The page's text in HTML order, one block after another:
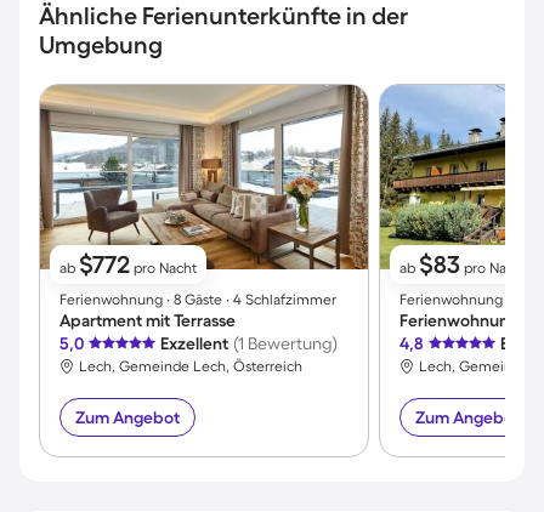
Ähnliche Ferienunterkünfte in der
Umgebung
ab $772 pro Nacht
Ferienwohnung ∙ 8 Gäste ∙ 4 Schlafzimmer
Apartment mit Terrasse
5,0
Exzellent (1 Bewertung)
Lech, Gemeinde Lech, Österreich
Zum Angebot
ab $83 pro Nacht
Ferienwohnung ∙ 6
4,8
Lech, Gemeinde
Zum Angebot